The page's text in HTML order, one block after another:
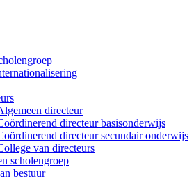
directeur
directeur basisonderwijs
directeur secundair onderwijs
van directeurs
scholengroep
bestuur